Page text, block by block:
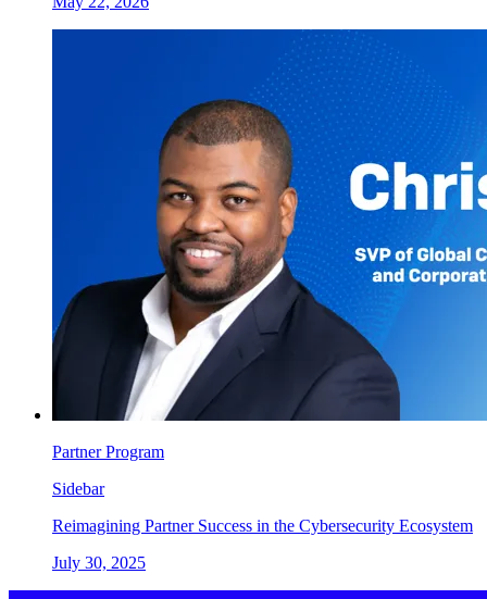
Partner Program
Sidebar
Reimagining Partner Success in the Cybersecurity Ecosystem
July 30, 2025